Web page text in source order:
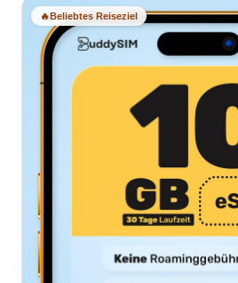
🔥Beliebtes Reiseziel